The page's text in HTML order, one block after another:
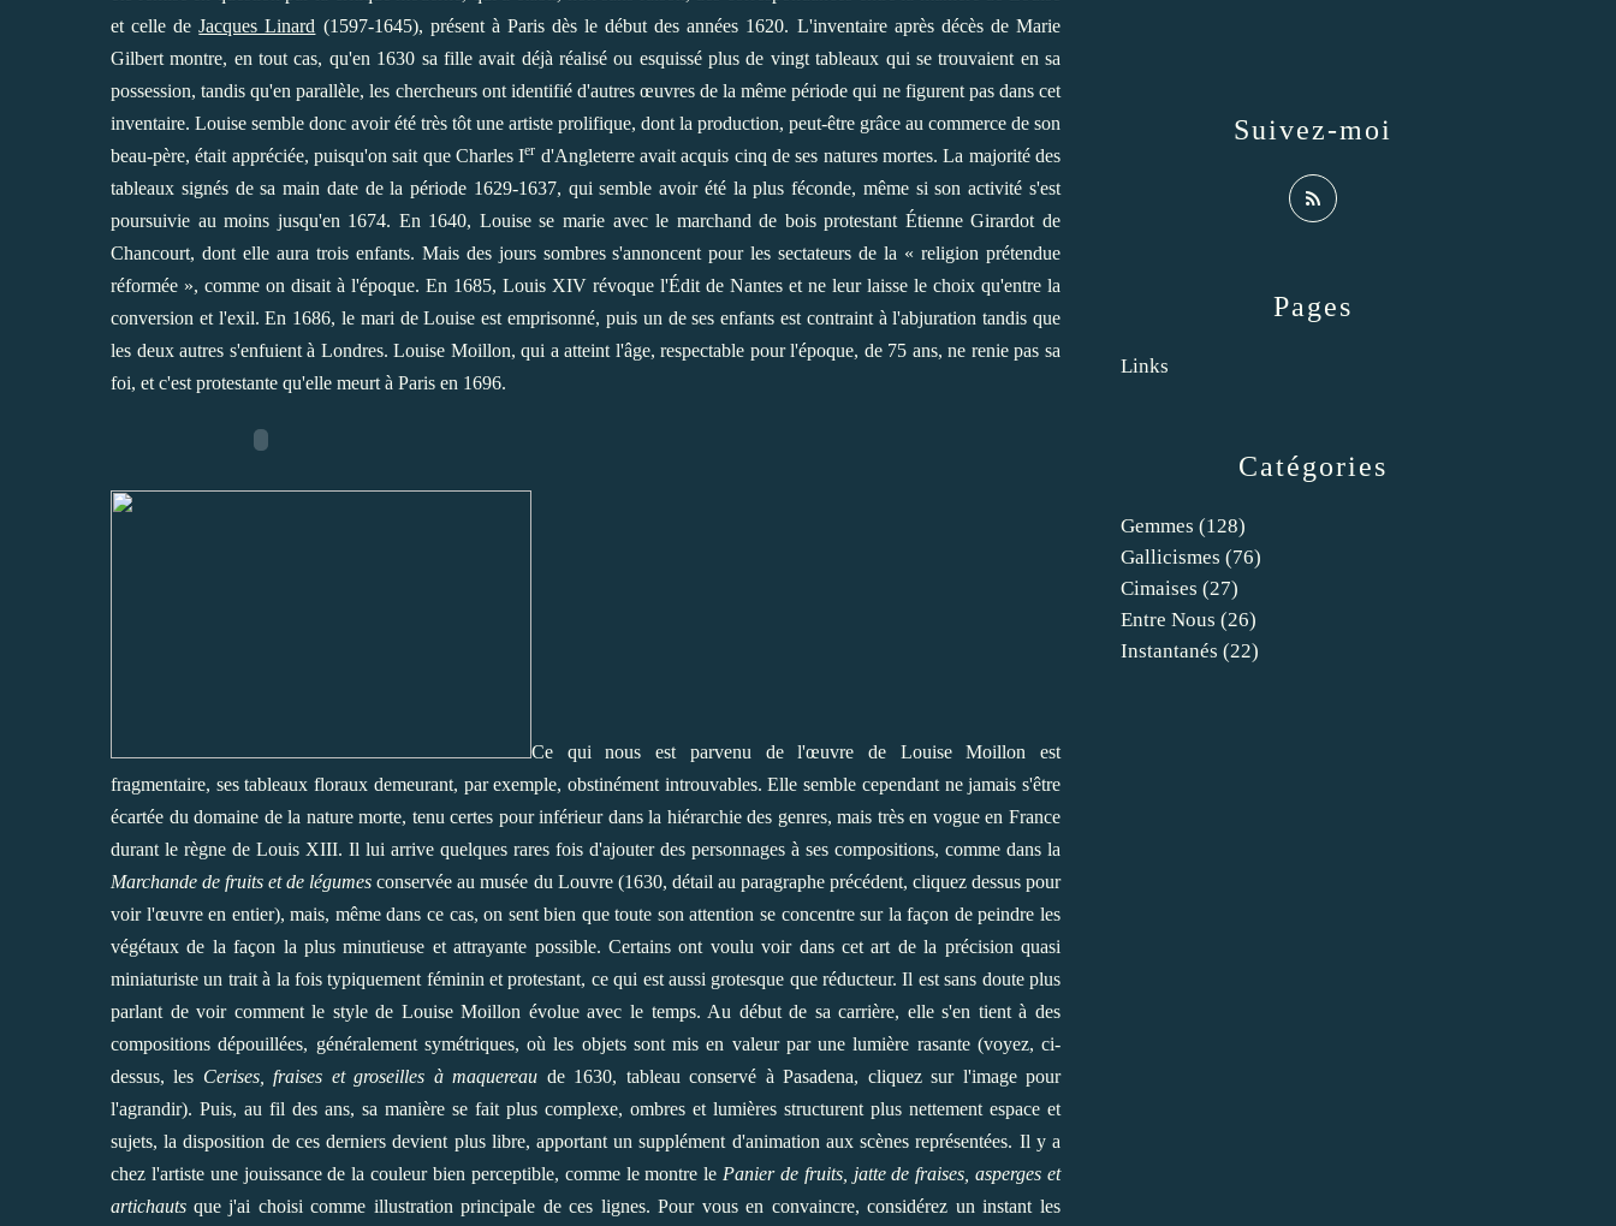
et celle deJacques Linard (1597-1645), présent à Paris dès le début des années 1620. L'inventaire après décès de Marie
Gilbert montre, en tout cas, qu'en 1630 sa fille avait déjà réalisé ou esquissé plus de vingt tableaux qui se trouvaient en sa
possession, tandis qu'en parallèle, les chercheurs ont identifié d'autres œuvres de la même période qui ne figurent pas dans cet
inventaire. Louise semble donc avoir été très tôt une artiste prolifique, dont la production, peut-être grâce au commerce de son
beau-père, était appréciée, puisqu'on sait que Charles Ier d'Angleterre avait acquis cinq de ses natures mortes. La majorité des
tableaux signés de sa main date de la période 1629-1637, qui semble avoir été la plus féconde, même si son activité s'est
poursuivie au moins jusqu'en 1674. En 1640, Louise se marie avec le marchand de bois protestant Étienne Girardot de
Chancourt, dont elle aura trois enfants. Mais des jours sombres s'annoncent pour les sectateurs de la « religion prétendue
réformée », comme on disait à l'époque. En 1685, Louis XIV révoque l'Édit de Nantes et ne leur laisse le choix qu'entre la
conversion et l'exil. En 1686, le mari de Louise est emprisonné, puis un de ses enfants est contraint à l'abjuration tandis que
les deux autres s'enfuient à Londres. Louise Moillon, qui a atteint l'âge, respectable pour l'époque, de 75 ans, ne renie pas sa
foi, et c'est protestante qu'elle meurt à Paris en 1696.
Ce qui nous est parvenu de l'œuvre de Louise Moillon est
fragmentaire, ses tableaux floraux demeurant, par exemple, obstinément introuvables. Elle semble cependant ne jamais s'être
écartée du domaine de la nature morte, tenu certes pour inférieur dans la hiérarchie des genres, mais très en vogue en France
durant le règne de Louis XIII. Il lui arrive quelques rares fois d'ajouter des personnages à ses compositions, comme dans la
Marchande de fruits et de légumes conservée au musée du Louvre (1630, détail au paragraphe précédent, cliquez dessus pour
voir l'œuvre en entier), mais, même dans ce cas, on sent bien que toute son attention se concentre sur la façon de peindre les
végétaux de la façon la plus minutieuse et attrayante possible. Certains ont voulu voir dans cet art de la précision quasi
miniaturiste un trait à la fois typiquement féminin et protestant, ce qui est aussi grotesque que réducteur. Il est sans doute plus
parlant de voir comment le style de Louise Moillon évolue avec le temps. Au début de sa carrière, elle s'en tient à des
compositions dépouillées, généralement symétriques, où les objets sont mis en valeur par une lumière rasante (voyez, ci-
dessus, les Cerises, fraises et groseilles à maquereau de 1630, tableau conservé à Pasadena, cliquez sur l'image pour
l'agrandir). Puis, au fil des ans, sa manière se fait plus complexe, ombres et lumières structurent plus nettement espace et
sujets, la disposition de ces derniers devient plus libre, apportant un supplément d'animation aux scènes représentées. Il y a
chez l'artiste une jouissance de la couleur bien perceptible, comme le montre le Panier de fruits, jatte de fraises, asperges et
artichauts que j'ai choisi comme illustration principale de ces lignes. Pour vous en convaincre, considérez un instant les
Catégories
Gemmes (128)
Gallicismes (76)
Cimaises (27)
Entre Nous (26)
Instantanés (22)
Pages
Links
Suivez-moi